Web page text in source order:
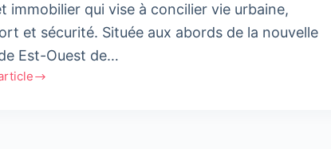
immobilier qui vise à concilier vie urbaine,
et sécurité. Située aux abords de la nouvelle
Est-Ouest de…